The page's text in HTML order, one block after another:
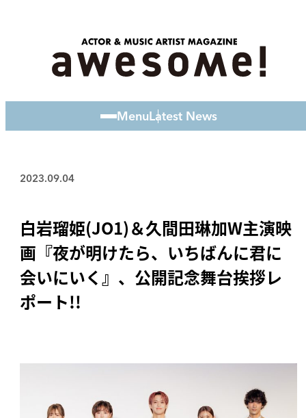
MenuLatest News
2023.09.04
白岩瑠姫(JO1)＆久間田琳加W主演映
画『夜が明けたら、いちばんに君に
会いにいく』、公開記念舞台挨拶レ
ポート!!